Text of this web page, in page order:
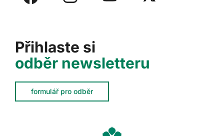
Přihlaste si
odběr newsletteru
formulář pro odběr